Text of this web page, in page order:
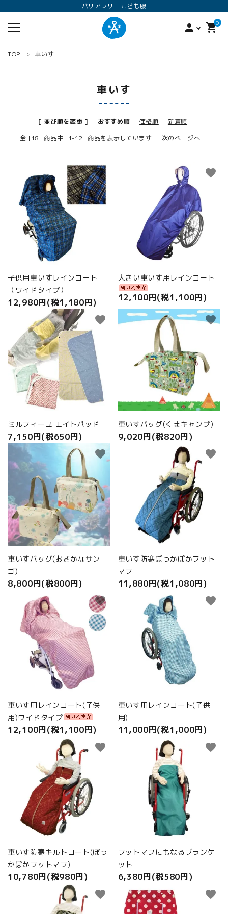
バリアフリーこども服
person 0
shopping_cart
ロンパース オプション加工
ANGEL KIDS WEARのこだわり
商品カテゴリから選ぶ
ACCOUNT MENU
meeting_room ログイン 新規会員登録
TOP 車いす
車いす
[ 並び順を変更 ] - おすすめ順 -価格順 - 新着順
全 [18] 商品中 [1-12] 商品を表示しています
次のページへ
子供用車いすレインコート
（ワイドタイプ）
12,980円(税1,180円)
favorite
大きい車いす用レインコート
12,100円(税1,100円)
favorite
ミルフィーユ エイトパッド
7,150円(税650円)
favorite
車いすバッグ(くまキャンプ)
9,020円(税820円)
favorite
車いすバッグ(おさかなサン
ゴ)
8,800円(税800円)
favorite
車いす防寒ぽっかぽかフット
マフ
11,880円(税1,080円)
favorite
車いす用レインコート(子供
用)ワイドタイプ
12,100円(税1,100円)
favorite
車いす用レインコート(子供
用)
11,000円(税1,000円)
favorite
車いす防寒キルトコート(ぽっ
かぽかフットマフ)
10,780円(税980円)
favorite
フットマフにもなるブランケ
ット
6,380円(税580円)
favorite
favorite favorite